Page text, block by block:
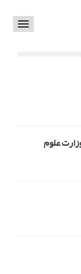
Toggle
علوم